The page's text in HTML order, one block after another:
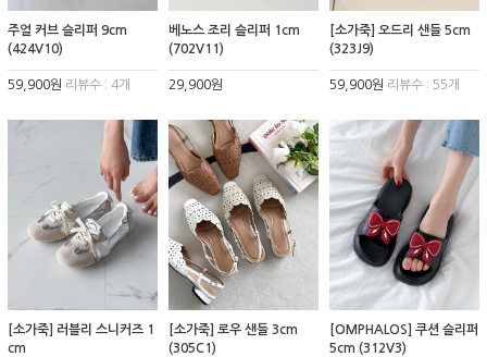
주얼 커브 슬리퍼 9cm
(424V10)
59,900원 리뷰수 : 4개
베노스 조리 슬리퍼 1cm
(702V11)
29,900원
[소가죽] 오드리 샌들 5cm
(323J9)
59,900원 리뷰수 : 55개
[소가죽] 러블리 스니커즈 1
cm
[소가죽] 로우 샌들 3cm
(305C1)
[OMPHALOS] 쿠션 슬리퍼
5cm (312V3)